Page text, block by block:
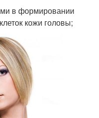
в формировании
кожи головы;